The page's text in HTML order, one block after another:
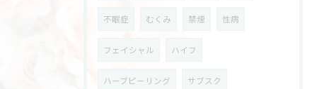
不眠症 むくみ 禁煙 性病
フェイシャル ハイフ
ハーブピーリング サブスク